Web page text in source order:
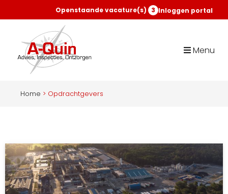
Openstaande vacature(s) 3 Inloggen portal
Menu
Home > Opdrachtgevers